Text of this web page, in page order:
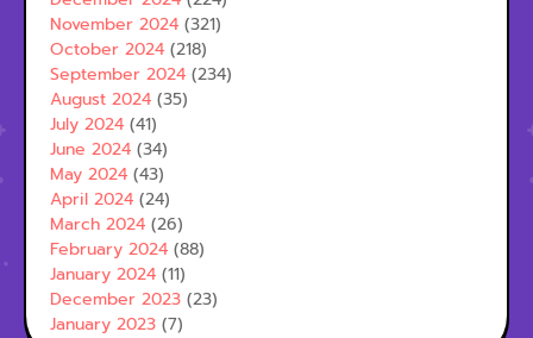
November 2024 (321)
October 2024 (218)
September 2024 (234)
August 2024 (35)
July 2024 (41)
June 2024 (34)
May 2024 (43)
April 2024 (24)
March 2024 (26)
February 2024 (88)
January 2024 (11)
December 2023 (23)
January 2023 (7)